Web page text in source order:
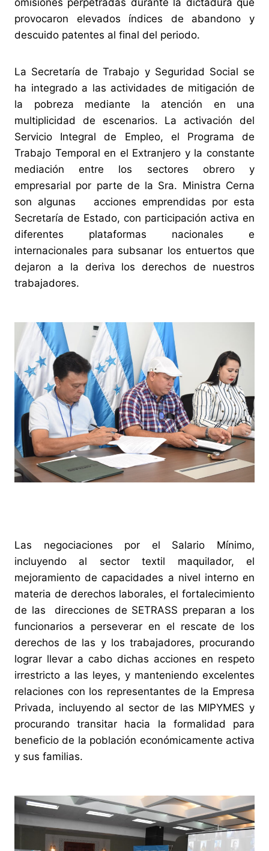
provocaron elevados índices de abandono y
descuido patentes al final del periodo.
La Secretaría de Trabajo y Seguridad Social se
ha integrado a las actividades de mitigación de
la pobreza mediante la atención en una
multiplicidad de escenarios. La activación del
Servicio Integral de Empleo, el Programa de
Trabajo Temporal en el Extranjero y la constante
mediación entre los sectores obrero y
empresarial por parte de la Sra. Ministra Cerna
son algunas acciones emprendidas por esta
Secretaría de Estado, con participación activa en
diferentes plataformas nacionales e
internacionales para subsanar los entuertos que
dejaron a la deriva los derechos de nuestros
trabajadores.
Las negociaciones por el Salario Mínimo,
incluyendo al sector textil maquilador, el
mejoramiento de capacidades a nivel interno en
materia de derechos laborales, el fortalecimiento
de las direcciones de SETRASS preparan a los
funcionarios a perseverar en el rescate de los
derechos de las y los trabajadores, procurando
lograr llevar a cabo dichas acciones en respeto
irrestricto a las leyes, y manteniendo excelentes
relaciones con los representantes de la Empresa
Privada, incluyendo al sector de las MIPYMES y
procurando transitar hacia la formalidad para
beneficio de la población económicamente activa
y sus familias.